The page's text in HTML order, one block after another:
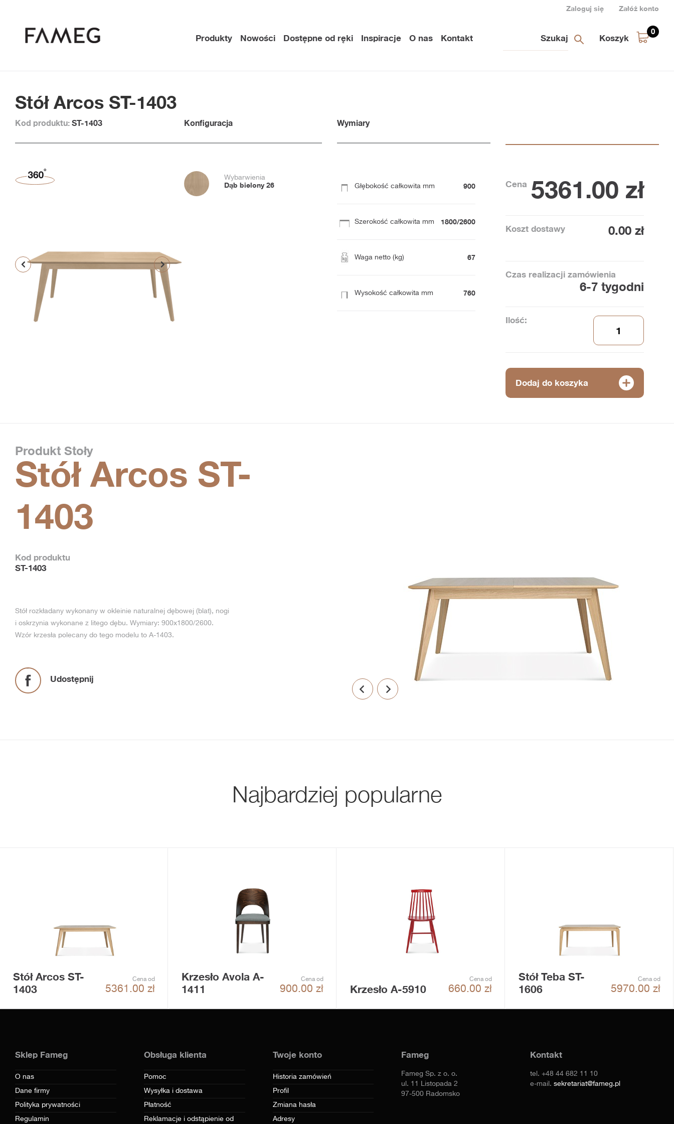
Zaloguj się Załóż konto
Produkty Nowości Dostępne od ręki Inspiracje O nas Kontakt Koszyk
0
Stół Arcos ST-1403
Kod produktu: ST-1403 Konfiguracja
Wybarwienia
Dąb bielony 26
Wymiary
Głębokość całkowita mm 900
Szerokość całkowita mm 1800/2600
Waga netto (kg) 67
Wysokość całkowita mm 760
Cena 5361.00 zł
Koszt dostawy 0.00 zł
Czas realizacji zamówienia
6-7 tygodni
Ilość:
Dodaj do koszyka
Produkt Stoły
Stół Arcos ST-
1403
Kod produktu
ST-1403
Stół rozkładany wykonany w okleinie naturalnej dębowej (blat), nogi
i oskrzynia wykonane z litego dębu. Wymiary: 900x1800/2600.
Wzór krzesła polecany do tego modelu to A-1403.
Udostępnij
Najbardziej popularne
Stół Arcos ST-
1403
Cena od
5361.00 zł
Krzesło Avola A-
1411
Cena od
900.00 zł Krzesło A-5910
Cena od
660.00 zł
Stół Teba ST-
1606
Cena od
5970.00 zł
Sklep Fameg
O nas
Dane firmy
Polityka prywatności
Regulamin
Obsługa klienta
Pomoc
Wysyłka i dostawa
Płatność
Reklamacje i odstąpienie od
Twoje konto
Historia zamówień
Profil
Zmiana hasła
Adresy
Fameg
Fameg Sp. z o. o.
ul. 11 Listopada 2
97-500 Radomsko
Kontakt
tel.+48 44 682 11 10
e-mail.sekretariat@fameg.pl